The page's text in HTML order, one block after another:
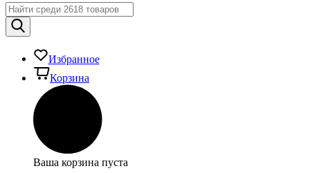
Избранное
Корзина
Ваша корзина пуста